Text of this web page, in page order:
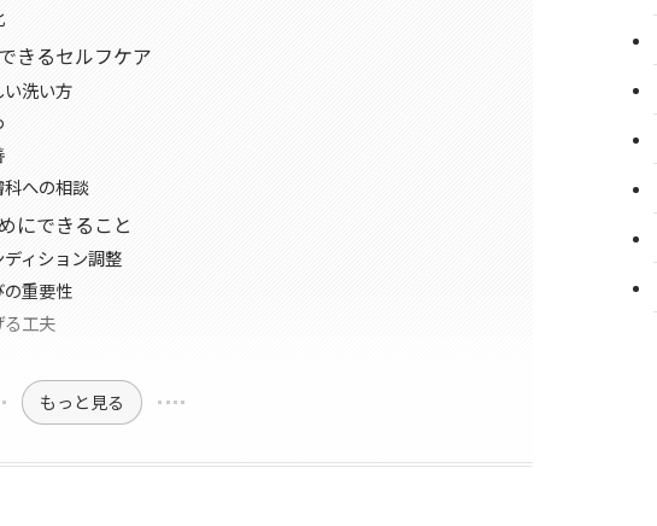
きるセルフケア
洗い方
への相談
にできること
ィション調整
重要性
工夫
もっと見る